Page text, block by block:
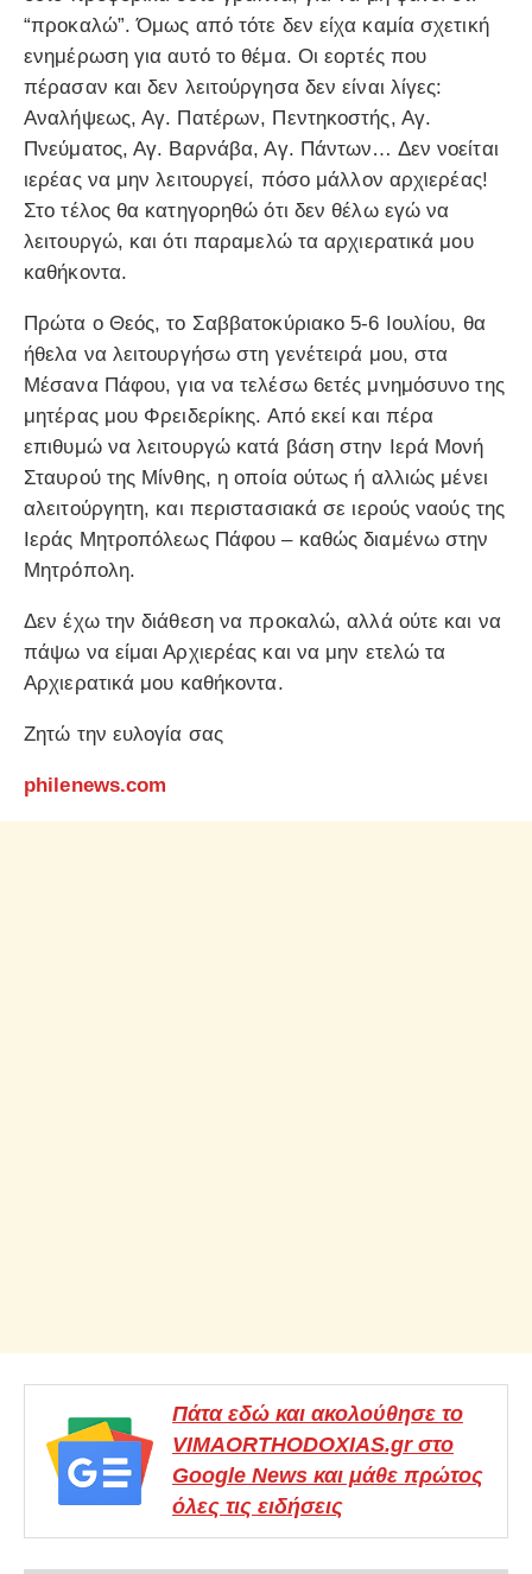
“προκαλώ”. Όμως από τότε δεν είχα καμία σχετική
ενημέρωση για αυτό το θέμα. Οι εορτές που
πέρασαν και δεν λειτούργησα δεν είναι λίγες:
Αναλήψεως, Αγ. Πατέρων, Πεντηκοστής, Αγ.
Πνεύματος, Αγ. Βαρνάβα, Αγ. Πάντων… Δεν νοείται
ιερέας να μην λειτουργεί, πόσο μάλλον αρχιερέας!
Στο τέλος θα κατηγορηθώ ότι δεν θέλω εγώ να
λειτουργώ, και ότι παραμελώ τα αρχιερατικά μου
καθήκοντα.
Πρώτα ο Θεός, το Σαββατοκύριακο 5-6 Ιουλίου, θα
ήθελα να λειτουργήσω στη γενέτειρά μου, στα
Μέσανα Πάφου, για να τελέσω 6ετές μνημόσυνο της
μητέρας μου Φρειδερίκης. Από εκεί και πέρα
επιθυμώ να λειτουργώ κατά βάση στην Ιερά Μονή
Σταυρού της Μίνθης, η οποία ούτως ή αλλιώς μένει
αλειτούργητη, και περιστασιακά σε ιερούς ναούς της
Ιεράς Μητροπόλεως Πάφου – καθώς διαμένω στην
Μητρόπολη.
Δεν έχω την διάθεση να προκαλώ, αλλά ούτε και να
πάψω να είμαι Αρχιερέας και να μην ετελώ τα
Αρχιερατικά μου καθήκοντα.
Ζητώ την ευλογία σας
philenews.com
Πάτα εδώ και ακολούθησε το
VIMAORTHODOXIAS.gr στο
Google News και μάθε πρώτος
όλες τις ειδήσεις